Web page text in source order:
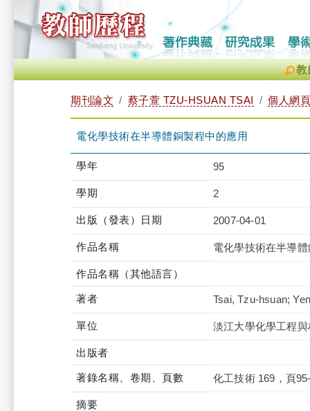
教
期刊論文 蔡子萱 TZU-HSUAN TSAI 個人網頁
電化學技術在半導體銅製程中的應用
學年 95
學期 2
出版（發表）日期 2007-04-01
作品名稱 電化學技術在半導
作品名稱（其他語言）
著者 Tsai, Tzu-hsuan;
單位 淡江大學化學工程
出版者
著錄名稱、卷期、頁數 化工技術 169，頁
摘要